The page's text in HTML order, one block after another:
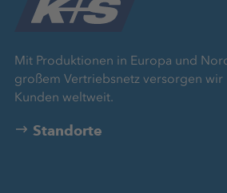
Mit Produktionen in Europa und
großem Vertriebsnetz versorgen wir
Kunden weltweit.
Standorte